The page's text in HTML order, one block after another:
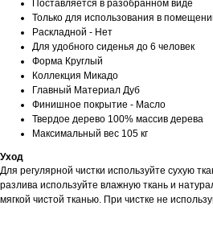
Поставляется в разобранном виде
Только для использования в
Раскладной - Нет
Для удобного сиденья до 6 человек
Форма Круглый
Коллекция Микадо
Главный Материал Дуб
Финишное покрытие - Масло
Твердое дерево 100% массив дерева
Максимальный вес 105 кг
Уход
Для регулярной чистки используйте сухую
разлива используйте влажную ткань и
мягкой чистой тканью. При чистке не